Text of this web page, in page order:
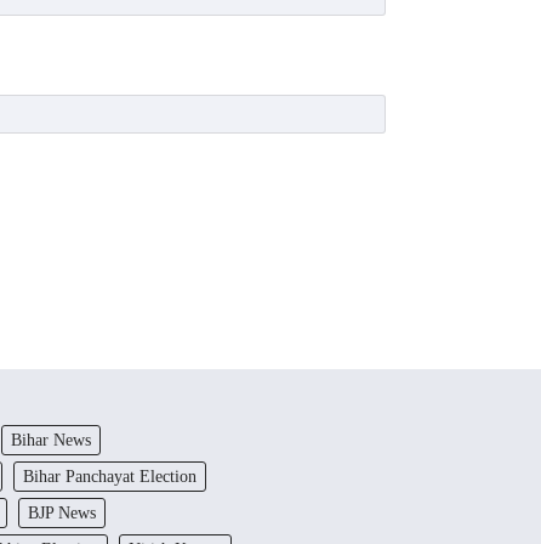
Bihar News
Bihar Panchayat Election
BJP News